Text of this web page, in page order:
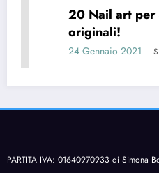
20 Nail art per San
originali!
24 Gennaio 2021 Simona Bondi
PARTITA IVA: 01640970933 di Simona